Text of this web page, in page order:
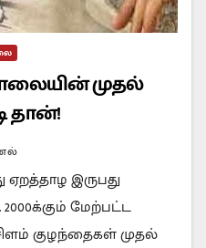
முதல்
தான்!
இருபது
மேற்பட்ட
குழந்தைகள் முதல்